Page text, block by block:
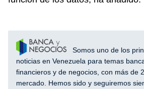
Somos uno de los
noticias en Venezuela para temas
financieros y de negocios, con más de
mercado. Hemos sido y seguiremos